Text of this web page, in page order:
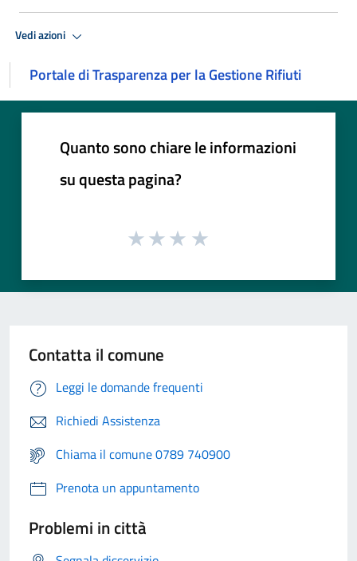
Vedi azioni
Portale di Trasparenza per la Gestione Rifiuti
Quanto sono chiare le informazioni
su questa pagina?
Contatta il comune
Leggi le domande frequenti
Richiedi Assistenza
Chiama il comune 0789 740900
Prenota un appuntamento
Problemi in città